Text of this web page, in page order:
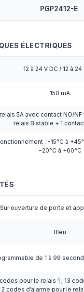
PGP2412-E
ÉLECTRIQUES
12 à 24 V DC / 12 à 24
150 mA
5A avec contact NO/
relais Bistable + 1
: −15°C à
−20°C à +60°C
Sur ouverture de porte et
Bleu
de 1 à 99
pour le relais 1 ; 13
2 codes d’alarme pour le